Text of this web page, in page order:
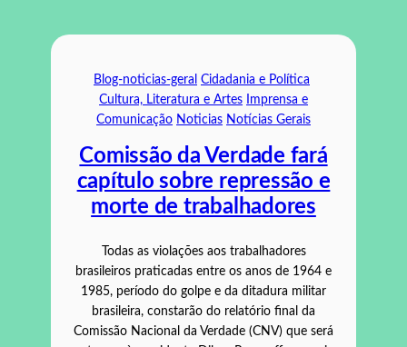
Blog-noticias-geral Cidadania e Política
Cultura, Literatura e Artes
Imprensa e
Comunicação Noticias Notícias Gerais
Comissão da Verdade fará
capítulo sobre repressão e
morte de trabalhadores
Todas as violações aos trabalhadores
brasileiros praticadas entre os anos de 1964 e
1985, período do golpe e da ditadura militar
brasileira, constarão do relatório final da
Comissão Nacional da Verdade (CNV) que será